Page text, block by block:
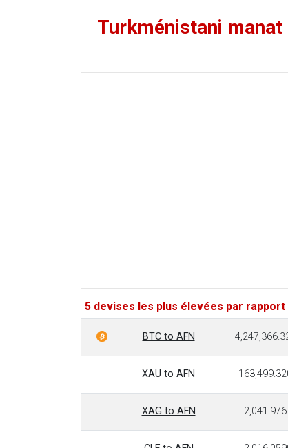
Turkménistani
5 devises les plus élevées par rapport
BTC to AFN
XAU to AFN
XAG to AFN